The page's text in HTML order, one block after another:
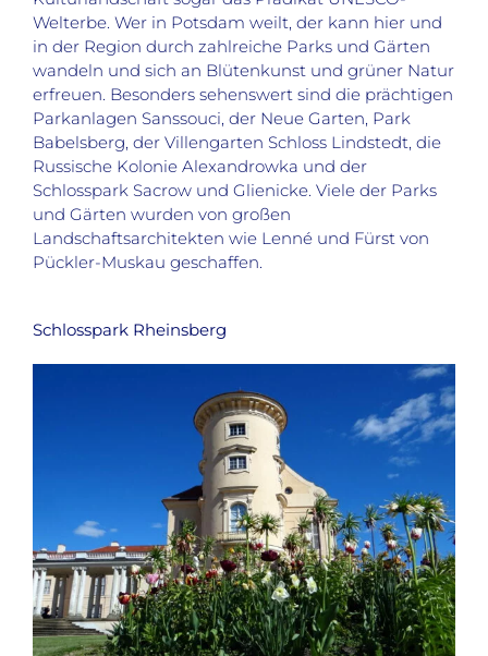
Welterbe. Wer in Potsdam weilt, der kann hier und
in der Region durch zahlreiche Parks und Gärten
wandeln und sich an Blütenkunst und grüner Natur
erfreuen. Besonders sehenswert sind die prächtigen
Parkanlagen Sanssouci, der Neue Garten, Park
Babelsberg, der Villengarten Schloss Lindstedt, die
Russische Kolonie Alexandrowka und der
Schlosspark Sacrow und Glienicke. Viele der Parks
und Gärten wurden von großen
Landschaftsarchitekten wie Lenné und Fürst von
Pückler-Muskau geschaffen.
Schlosspark Rheinsberg